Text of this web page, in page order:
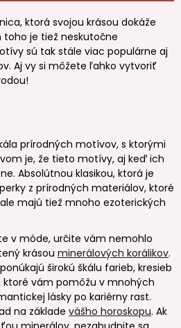
ktorá svojou krásou dokáže
je tiež neskutočne
sú tak stále viac populárne aj
Aj vy si môžete ľahko vytvoriť
prírodných motívov, s ktorými
je, že tieto motívy, aj keď ich
Absolútnou klasikou, ktorá je
z prírodných materiálov, ktoré
majú tiež mnoho ezoterických
v móde, určite vám nemohlo
krásou minerálových korálikov.
širokú škálu farieb, kresieb
vám pomôžu v mnohých
lásky po kariérny rast.
na základe vášho horoskopu. Ak